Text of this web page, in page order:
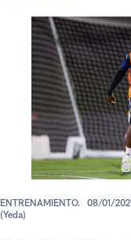
ENTRENAMIENTO. 08/01/
(Yeda)